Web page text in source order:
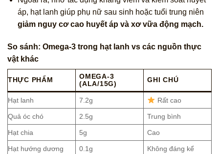
áp, hạt lanh giúp phụ nữ sau sinh hoặc tuổi trung niên
giảm nguy cơ cao huyết áp và xơ vữa động mạch.
So sánh: Omega-3 trong hạt lanh vs các nguồn thực
vật khác
THỰC PHẨM
OMEGA-3
(ALA/15G)
GHI CHÚ
Hạt lanh 7.2g Rất cao
Quả óc chó 2.5g Trung bình
Hạt chia 5g Cao
Hạt hướng dương 0.1g Không đáng kể